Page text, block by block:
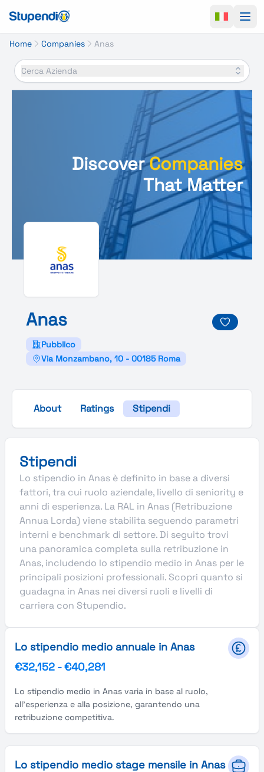
Home Companies Anas
Cerca Azienda
DiscoverCompanies
That Matter
Anas
Pubblico
Via Monzambano, 10 - 00185 Roma
About Ratings Stipendi
Stipendi
Lo stipendio in Anas è definito in base a diversi
fattori, tra cui ruolo aziendale, livello di seniority e
anni di esperienza. La RAL in Anas (Retribuzione
Annua Lorda) viene stabilita seguendo parametri
interni e benchmark di settore. Di seguito trovi
una panoramica completa sulla retribuzione in
Anas, includendo lo stipendio medio in Anas per le
principali posizioni professionali. Scopri quanto si
guadagna in Anas nei diversi ruoli e livelli di
carriera con Stupendio.
Lo stipendio medio annuale in Anas
€32,152 -€40,281
Lo stipendio medio in Anas varia in base al ruolo,
all'esperienza e alla posizione, garantendo una
retribuzione competitiva.
Lo stipendio medio stage mensile in Anas